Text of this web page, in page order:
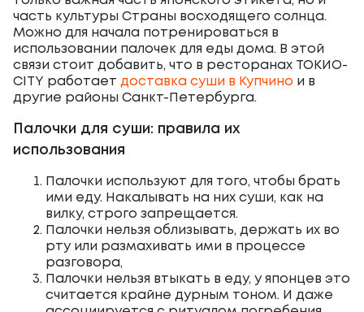
часть культуры Страны восходящего солнца.
Можно для начала потренироваться в
использовании палочек для еды дома. В этой
связи стоит добавить, что в ресторанах ТОКИО-
CITY работает доставка суши в Купчино и в
другие районы Санкт-Петербурга.
Палочки для суши: правила их
использования
Палочки используют для того, чтобы брать
ими еду. Накалывать на них суши, как на
вилку, строго запрещается.
Палочки нельзя облизывать, держать их во
рту или размахивать ими в процессе
разговора,
Палочки нельзя втыкать в еду, у японцев это
считается крайне дурным тоном. И даже